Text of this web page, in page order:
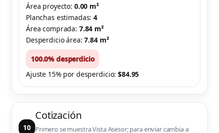
Área proyecto: 0.00 m²
Planchas estimadas:4
Área comprada: 7.84 m²
Desperdicio área:7.84 m²
100.0% desperdicio
Ajuste 15% por desperdicio:$84.95
10
Cotización
Primero se muestra Vista Asesor; para enviar cambia a